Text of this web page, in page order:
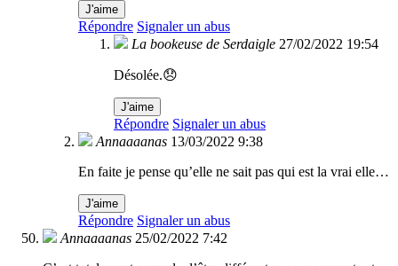
J'aime
Répondre Signaler un abus
La bookeuse de Serdaigle 27/02/2022 19:54
Désolée.😞
J'aime
Répondre Signaler un abus
Annaaaanas 13/03/2022 9:38
En faite je pense qu’elle ne sait pas qui est la vrai elle…
J'aime
Répondre Signaler un abus
Annaaaanas 25/02/2022 7:42